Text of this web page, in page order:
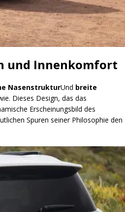
und Innenkomfort
NasenstrukturUnd breite
Dieses Design, das das
Erscheinungsbild des
Spuren seiner Philosophie den